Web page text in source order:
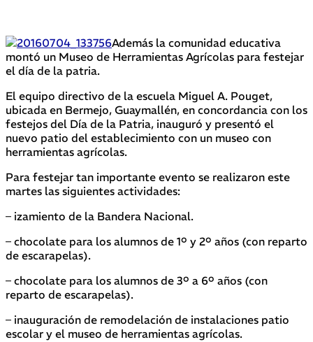
Además la comunidad educativa
montó un Museo de Herramientas Agrícolas para festejar
el día de la patria.
El equipo directivo de la escuela Miguel A. Pouget,
ubicada en Bermejo, Guaymallén, en concordancia con los
festejos del Día de la Patria, inauguró y presentó el
nuevo patio del establecimiento con un museo con
herramientas agrícolas.
Para festejar tan importante evento se realizaron este
martes las siguientes actividades:
– izamiento de la Bandera Nacional.
– chocolate para los alumnos de 1º y 2º años (con reparto
de escarapelas).
– chocolate para los alumnos de 3º a 6º años (con
reparto de escarapelas).
– inauguración de remodelación de instalaciones patio
escolar y el museo de herramientas agrícolas.